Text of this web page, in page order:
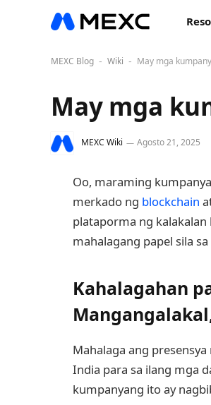
MEXC Blog - Wiki - May mga
May mga
MEXC Wiki Agosto 21, 2025
Oo, maraming
merkado ng blockchain
plataporma ng
mahalagang papel sila
Kahalagahan
Mahalaga ang
India para sa ilang mga
kumpanyang ito ay